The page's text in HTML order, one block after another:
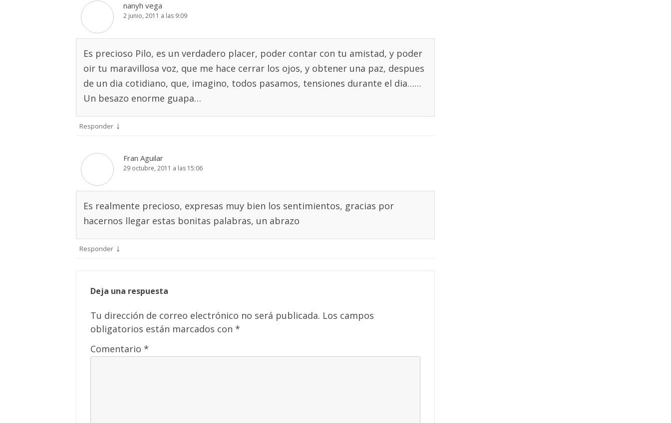
nanyh vega
2 junio, 2011 a las 9:09
Es precioso Pilo, es un verdadero placer, poder contar con tu amistad, y poder
oir tu maravillosa voz, que me hace cerrar los ojos, y obtener una paz, despues
de un dia cotidiano, que, imagino, todos pasamos, tensiones durante el dia……
Un besazo enorme guapa…
Responder ↓
Fran Aguilar
29 octubre, 2011 a las 15:06
Es realmente precioso, expresas muy bien los sentimientos, gracias por
hacernos llegar estas bonitas palabras, un abrazo
Responder ↓
Deja una respuesta
Tu dirección de correo electrónico no será publicada. Los campos
obligatorios están marcados con *
Comentario *